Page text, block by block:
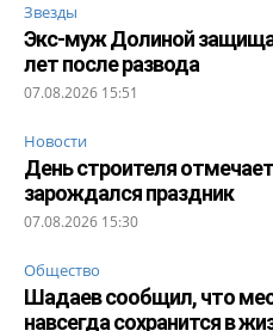
Звезды
Экс-муж Долиной
лет после развода
07.08.2026 15:51
Новости
День строителя
зарождался праздник
07.08.2026 15:30
Общество
Шадаев сообщил, что
навсегда сохранится в